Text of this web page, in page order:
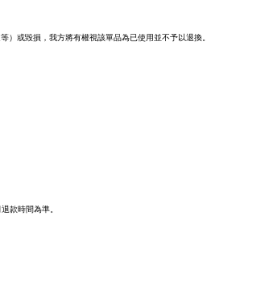
或毀損，我方將有權視該單品為已使用並不予以退換。
款時間為準。